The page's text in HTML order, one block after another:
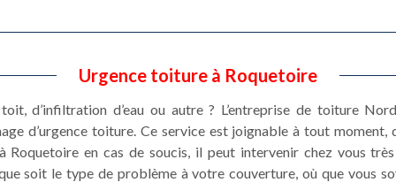
Urgence toiture à Roquetoire
d’infiltration d’eau ou autre ? L’entreprise de toiture
d’urgence toiture. Ce service est joignable à tout moment,
Roquetoire en cas de soucis, il peut intervenir chez vous
soit le type de problème à votre couverture, où que vous